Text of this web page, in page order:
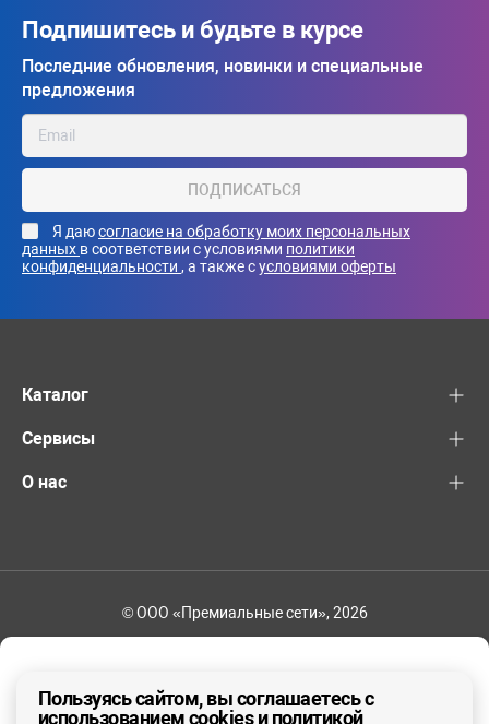
Подпишитесь и будьте в курсе
Последние обновления, новинки и специальные
предложения
ПОДПИСАТЬСЯ
Я даюсогласие на обработку моих персональных
данных в соответствии с условиями политики
конфиденциальности , а также сусловиями оферты
Каталог
Сервисы
О нас
© ООО «Премиальные сети», 2026
Пользуясь сайтом, вы соглашаетесь с
использованием cookies и политикой